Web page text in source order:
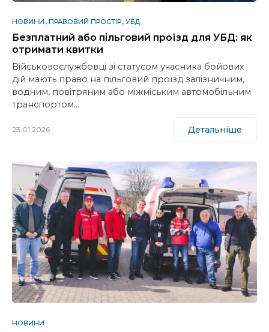
НОВИНИ ПРАВОВИЙ ПРОСТІР УБД
Безплатний або пільговий проїзд для УБД: як
отримати квитки
Військовослужбовці зі статусом учасника бойових
дій мають право на пільговий проїзд залізничним,
водним, повітряним або міжміським автомобільним
транспортом…
23.01.2026 Детальніше
НОВИНИ